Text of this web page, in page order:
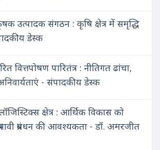
उत्पादक संगठन : कृषि क्षेत्र में समृद्धि
डेस्क
वित्तपोषण पारितंत्र : नीतिगत ढांचा,
- संपादकीय डेस्क
क्षेत्र : आर्थिक विकास को
प्रबंधन की आवश्यकता - डॉ. अमरजीत